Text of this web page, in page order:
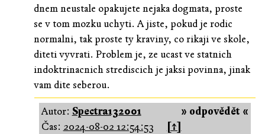
dnem neustale opakujete nejaka dogmata, proste
se v tom mozku uchyti. A jiste, pokud je rodic
normalni, tak proste ty kraviny, co rikaji ve skole,
diteti vyvrati. Problem je, ze ucast ve statnich
indoktrinacnich strediscich je jaksi povinna, jinak
vam dite seberou.
» odpovědět «
Autor: Spectra132001
Čas: 2024-08-02 12:54:53
[↑]